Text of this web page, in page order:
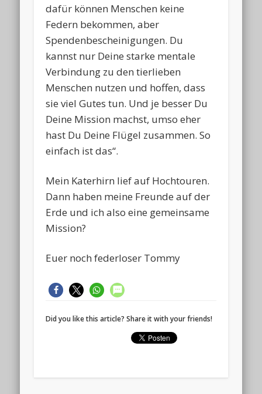
dafür können Menschen keine
Federn bekommen, aber
Spendenbescheinigungen. Du
kannst nur Deine starke mentale
Verbindung zu den tierlieben
Menschen nutzen und hoffen, dass
sie viel Gutes tun. Und je besser Du
Deine Mission machst, umso eher
hast Du Deine Flügel zusammen. So
einfach ist das“.
Mein Katerhirn lief auf Hochtouren.
Dann haben meine Freunde auf der
Erde und ich also eine gemeinsame
Mission?
Euer noch federloser Tommy
Did you like this article? Share it with your friends!